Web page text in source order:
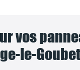
vos
le-